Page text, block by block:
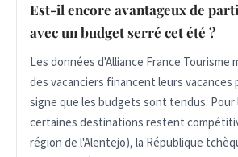
Est-il encore avantageux de
avec un budget serré cet été ?
Les données d'Alliance France Tourisme
des vacanciers financent leurs
signe que les budgets sont tendus. Pour
certaines destinations restent
région de l'Alentejo), la République